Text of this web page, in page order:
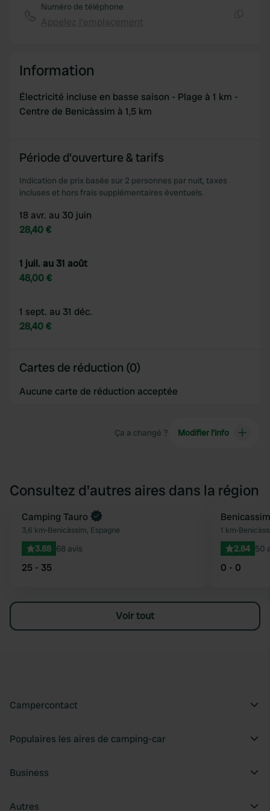
Numéro de téléphone
Information
Électricité incluse en basse saison - Plage à 1 km -
Centre de Benicàssim à 1,5 km
Période d'ouverture & tarifs
Indication de prix basée sur 2 personnes par nuit, taxes
incluses et hors frais supplémentaires éventuels.
18 avr. au 30 juin
28,40 €
1 juil. au 31 août
48,00 €
1 sept. au 31 déc.
28,40 €
Cartes de réduction (0)
Aucune carte de réduction acceptée
Ça a changé ? Modifier l’info
Consultez d'autres aires dans la région
Préféré
Reserve maintenant
Camping Tauro
3,6 km•Benicàssim, Espagne
3.88 68 avis
25 - 35
Benicassim
1 km•
2.84 50
0 - 0
Voir tout
Campercontact
Populaires les aires de camping-car
Business
Autres